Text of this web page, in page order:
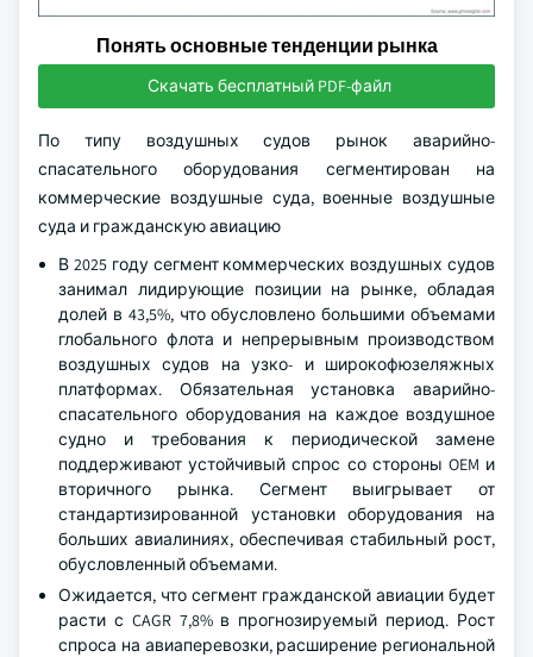
Понять основные тенденции рынка
Скачать бесплатный PDF-файл
По типу воздушных судов рынок аварийно-
спасательного оборудования сегментирован на
коммерческие воздушные суда, военные воздушные
суда и гражданскую авиацию
В 2025 году сегмент коммерческих воздушных судов
занимал лидирующие позиции на рынке, обладая
долей в 43,5%, что обусловлено большими объемами
глобального флота и непрерывным производством
воздушных судов на узко- и широкофюзеляжных
платформах. Обязательная установка аварийно-
спасательного оборудования на каждое воздушное
судно и требования к периодической замене
поддерживают устойчивый спрос со стороны OEM и
вторичного рынка. Сегмент выигрывает от
стандартизированной установки оборудования на
больших авиалиниях, обеспечивая стабильный рост,
обусловленный объемами.
Ожидается, что сегмент гражданской авиации будет
расти с CAGR 7,8% в прогнозируемый период. Рост
спроса на авиаперевозки, расширение региональной